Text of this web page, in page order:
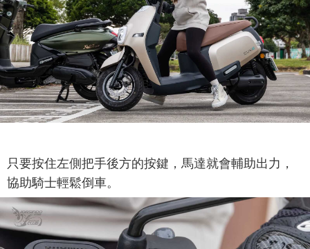
只要按住左側把手後方的按鍵，馬達就會輔助出力，
協助騎士輕鬆倒車。